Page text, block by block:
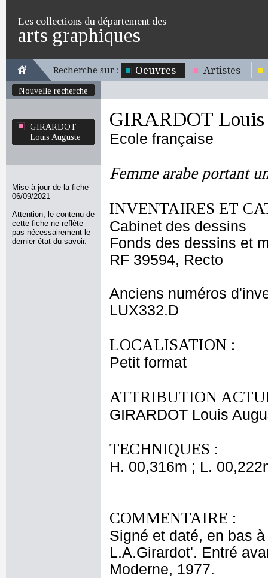
Les collections du département des
arts graphiques
Recherche sur : Oeuvres Artistes
Nouvelle recherche
GIRARDOT
Louis Auguste
Mise à jour de la fiche
06/09/2021
Attention, le contenu de
cette fiche ne reflète
pas nécessairement le
dernier état du savoir.
GIRARDOT
Ecole française
Femme arabe portant
INVENTAIRES ET
Cabinet des dessins
Fonds des dessins et
RF 39594, Recto
Anciens numéros
LUX332.D
LOCALISATION :
Petit format
ATTRIBUTION
GIRARDOT Louis
TECHNIQUES :
H. 00,316m ; L.
COMMENTAIRE :
Signé et daté, en bas
L.A.Girardot'. Entré
Moderne, 1977.